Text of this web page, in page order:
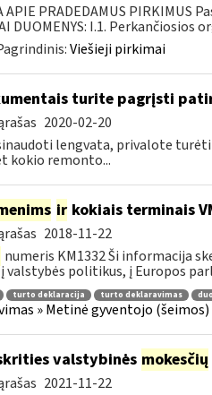
APIE PRADEDAMUS PIRKIMUS
DUOMENYS: I.1. Perkančiosios
Viešieji pirkimai
turite pagrįsti
2020-02-20
lengvata, privalote
kokio remonto...
irkokiais terminais
2018-11-22
numeris KM1332 Ši informacija
valstybės politikus, į Europos
turto deklaracija turto deklaravimas
» Metinė gyventojo
valstybinės mokesčių
2021-11-22